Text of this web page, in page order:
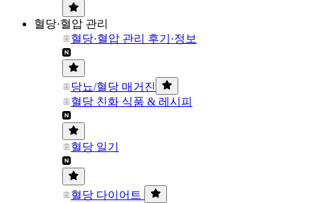
혈당·혈압 관리
혈당·혈압 관리 후기·정보
당뇨/혈당 매거진
혈당 친화 식품 & 레시피
혈당 일기
혈당 다이어트